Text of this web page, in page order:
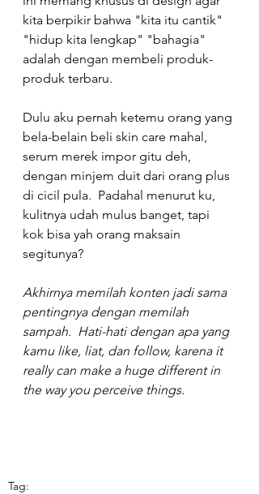
kita berpikir bahwa "kita itu cantik"
"hidup kita lengkap" "bahagia"
adalah dengan membeli produk-
produk terbaru.
Dulu aku pernah ketemu orang yang
bela-belain beli skin care mahal,
serum merek impor gitu deh,
dengan minjem duit dari orang plus
di cicil pula.  Padahal menurut ku,
kulitnya udah mulus banget, tapi
kok bisa yah orang maksain
segitunya?
Akhirnya memilah konten jadi sama
pentingnya dengan memilah
sampah.  Hati-hati dengan apa yang
kamu like, liat, dan follow, karena it
really can make a huge different in
the way you perceive things.
Tag: